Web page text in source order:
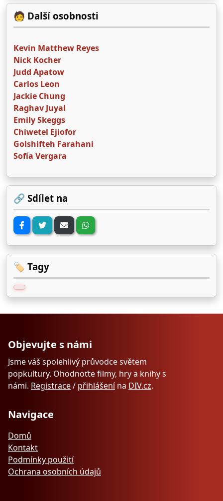
🧑 Další osobnosti
Kevin Matthew Reyes
Nick Kocher
Judd Apatow
Carlos Leon
Jackie Chung
Raghav Juyal
Emily Skeggs
Chiwetel Ejiofor
Golshifteh Farahani
Sofía Vergara
🔗 Sdílet na
🏷️ Tagy
Objevujte s námi
Jsme váš spolehlivý průvodce světem
popkultury. Ohodnoťte filmy, hry a knihy s
námi. Registrace/ přihlášenína DIV.cz.
Navigace
Domů
Kontakt
Podmínky použití
Ochrana osobních údajů